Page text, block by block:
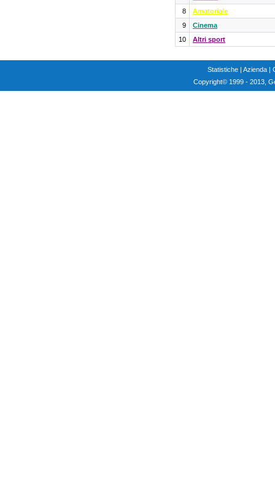
8
Amatoriale
9
Cinema
10
Altri sport
Statistiche | Azienda |
Copyright© 1999 - 2013,